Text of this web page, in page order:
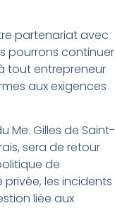
partenariat avec
pourrons continuer
tout entrepreneur
aux exigences
Me. Gilles de Saint-
sera de retour
de
les incidents
liée aux